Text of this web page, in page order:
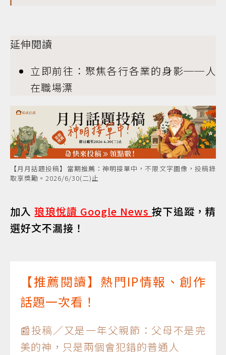
延伸閱讀
立即前往：聚焦各行各業的身影──人
在職場漂
【月月話題投稿】當期推薦：神明接單中，不限文字圖像，投稿錄
取享獎勵。2026/6/30(二)止
加入琅琅悅讀 Google News按下追蹤，精
選好文不漏接！
【推薦閱讀】熱門IP情報、創作
話題一次看！
📰投稿／又是一年父親節：父母不是完
美的神，只是兩個會犯錯的普通人